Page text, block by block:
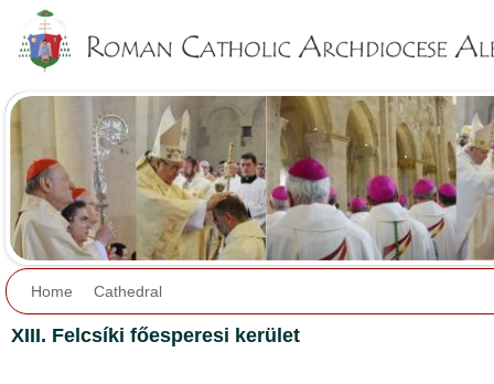
Home Cathedral
XIII. Felcsíki főesperesi kerület